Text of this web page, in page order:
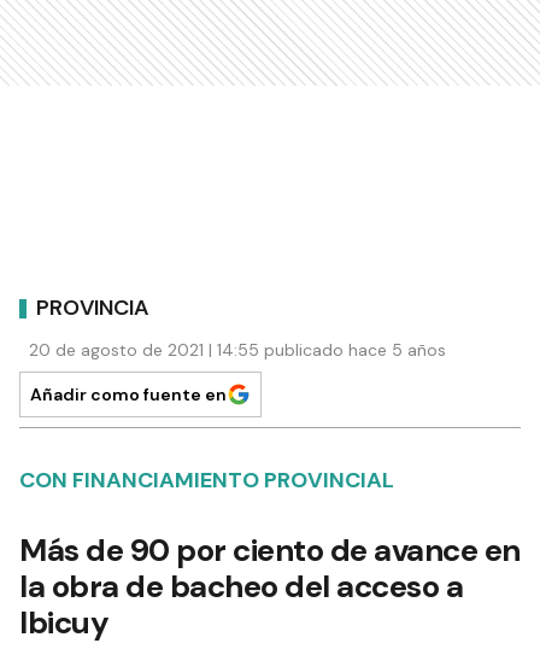
PROVINCIA
20 de agosto de 2021 | 14:55 publicado hace 5 años
Añadir como fuente en
CON FINANCIAMIENTO PROVINCIAL
Más de 90 por ciento de avance en
la obra de bacheo del acceso a
Ibicuy